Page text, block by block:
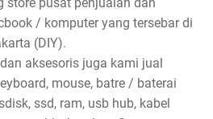
/ komputer yang tersebar di
(DIY).
aksesoris juga kami jual
mouse, batre / baterai
ssd, ram, usb hub, kabel